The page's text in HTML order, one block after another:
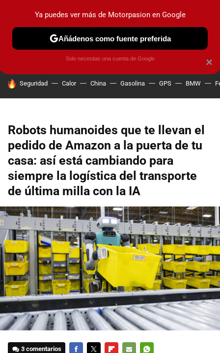
PRUEBAS COCHES ELÉCTRICOS OBSERVATORIO
HOY SE HABLA DE
Seguridad Calor China Gasolina GPS BMW
Robots humanoides que te llevan el
pedido de Amazon a la puerta de tu
casa: así está cambiando para
siempre la logística del transporte
de última milla con la IA
3 comentarios
×
Ya puedes ver más de Motorpasion en Google
Añádenos como fuente preferida
Solo necesitas una cuenta de Google